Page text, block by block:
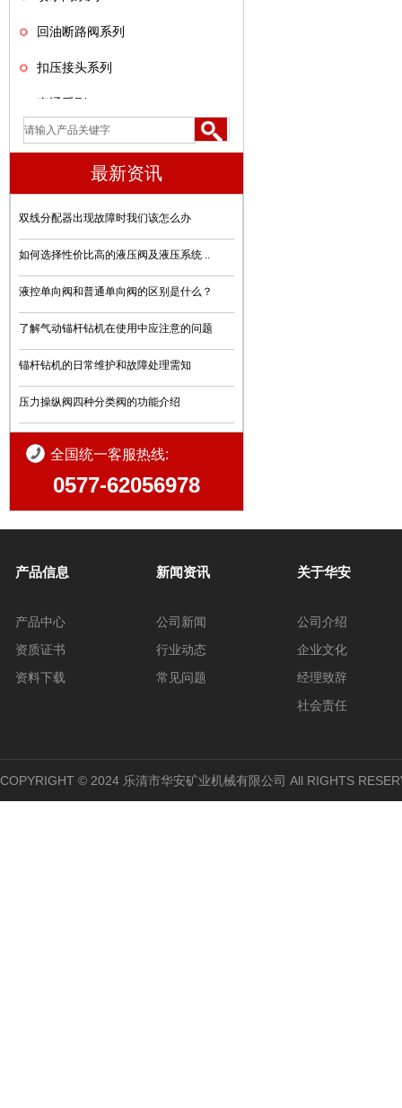
回油断路阀系列
扣压接头系列
直通系列
三通系列
U型卡
自锁球阀系列
弯头系列
过滤器系列
Y型三通
堵头系列
中间接头系列
最新资讯
双线分配器出现故障时我们该怎么办
如何选择性价比高的液压阀及液压系统 ..
液控单向阀和普通单向阀的区别是什么？
了解气动锚杆钻机在使用中应注意的问题
锚杆钻机的日常维护和故障处理需知
压力操纵阀四种分类阀的功能介绍
全国统一客服热线:
0577-62056978
产品信息
产品中心
资质证书
资料下载
新闻资讯
公司新闻
行业动态
常见问题
关于华安
公司介绍
企业文化
经理致辞
社会责任
COPYRIGHT © 2024 乐清市华安矿业机械有限公司 All RIGHTS